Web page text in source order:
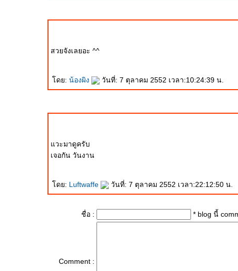
สวยจังเลยอะ ^^
ดย: น้องผิง วันที่: 7 ตุลาคม 2552 เวลา:10:24:39 น.
วะมาดูครับ
เจอกัน วันงาน
ดย: Luftwaffe วันที่: 7 ตุลาคม 2552 เวลา:22:12:50 น.
ชื่อ : * blog นี้
Comment :